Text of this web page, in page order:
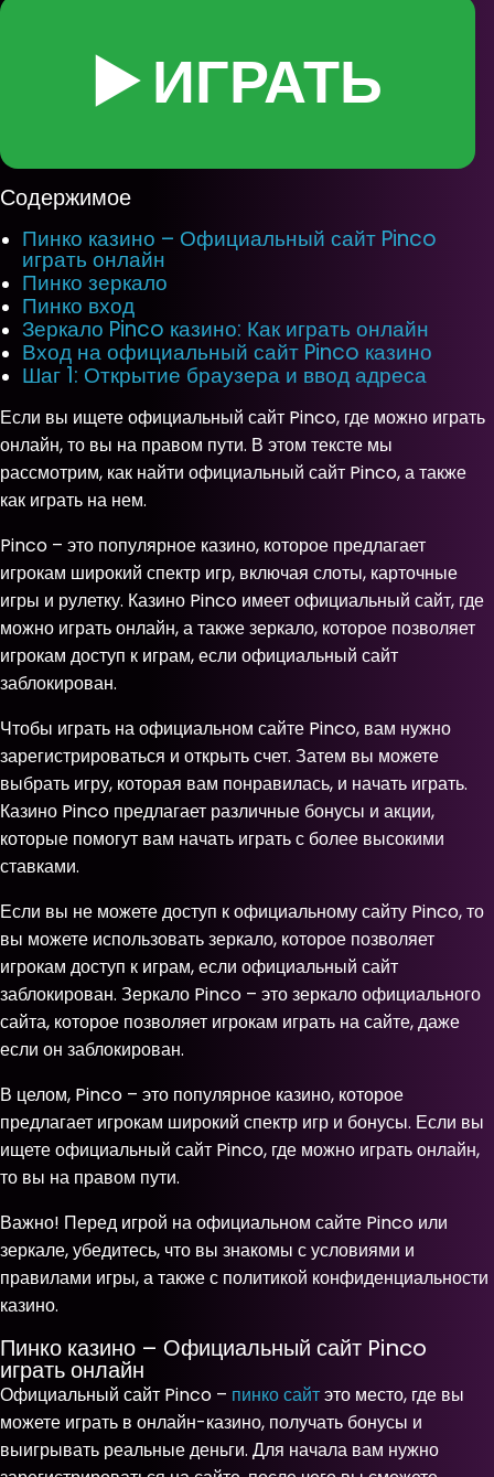
▶️ ИГРАТЬ
Содержимое
Пинко казино – Официальный сайт Pinco
играть онлайн
Пинко зеркало
Пинко вход
Зеркало Pinco казино: Как играть онлайн
Вход на официальный сайт Pinco казино
Шаг 1: Открытие браузера и ввод адреса
Если вы ищете официальный сайт Pinco, где можно играть
онлайн, то вы на правом пути. В этом тексте мы
рассмотрим, как найти официальный сайт Pinco, а также
как играть на нем.
Pinco – это популярное казино, которое предлагает
игрокам широкий спектр игр, включая слоты, карточные
игры и рулетку. Казино Pinco имеет официальный сайт, где
можно играть онлайн, а также зеркало, которое позволяет
игрокам доступ к играм, если официальный сайт
заблокирован.
Чтобы играть на официальном сайте Pinco, вам нужно
зарегистрироваться и открыть счет. Затем вы можете
выбрать игру, которая вам понравилась, и начать играть.
Казино Pinco предлагает различные бонусы и акции,
которые помогут вам начать играть с более высокими
ставками.
Если вы не можете доступ к официальному сайту Pinco, то
вы можете использовать зеркало, которое позволяет
игрокам доступ к играм, если официальный сайт
заблокирован. Зеркало Pinco – это зеркало официального
сайта, которое позволяет игрокам играть на сайте, даже
если он заблокирован.
В целом, Pinco – это популярное казино, которое
предлагает игрокам широкий спектр игр и бонусы. Если вы
ищете официальный сайт Pinco, где можно играть онлайн,
то вы на правом пути.
Важно! Перед игрой на официальном сайте Pinco или
зеркале, убедитесь, что вы знакомы с условиями и
правилами игры, а также с политикой конфиденциальности
казино.
Пинко казино – Официальный сайт Pinco
играть онлайн
Официальный сайт Pinco – пинко сайтэто место, где вы
можете играть в онлайн-казино, получать бонусы и
выигрывать реальные деньги. Для начала вам нужно